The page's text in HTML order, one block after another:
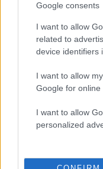
Google consents
I want to allow
related to
device identifiers
I want to allow
Google for online
I want to allow
personalized
για την
Κύπρου:
είσοδος
«Ελπίδα
κατασκευή
επιχειρεί
φωτιάς
να